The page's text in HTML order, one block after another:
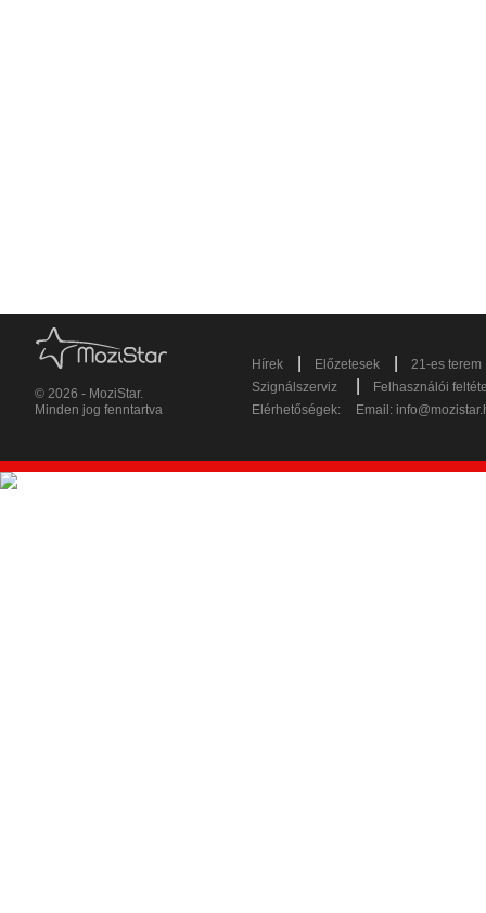
© 2026 - MoziStar.
Minden jog fenntartva
Hírek Előzetesek
21-es terem
Szignálszerviz
Felhasználói
Elérhetőségek:
Email: